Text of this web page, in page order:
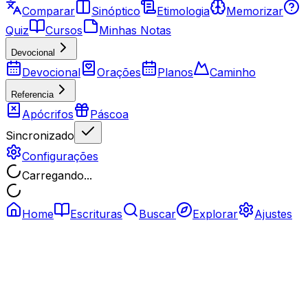
Comparar Sinóptico Etimologia
Memorizar
Quiz
Cursos Minhas Notas
Devocional
Devocional Orações Planos Caminho
Referencia
Apócrifos
Páscoa
Sincronizado
Configurações
Carregando...
Home Escrituras Buscar Explorar Ajustes